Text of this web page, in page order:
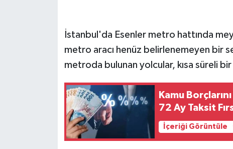
İstanbul'da Esenler metro hattında
metro aracı henüz belirlenemeyen bir
metroda bulunan yolcular, kısa süreli bir
Kamu
72 Ay Taksit
İçeriği Görüntüle